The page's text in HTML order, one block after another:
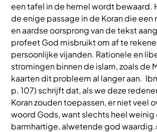
een tafel in de hemel wordt bewaard.
de enige passage in de Koran die een
en aardse oorsprong van de tekst
profeet God misbruikt om af te
persoonlijke vijanden. Rationele en
stromingen binnen de islam, zoals de
kaarten dit probleem al langer aan.
p. 107) schrijft dat, als we deze
Koran zouden toepassen, er niet veel
woord Gods, want slechts heel weinig
barmhartige, alwetende god